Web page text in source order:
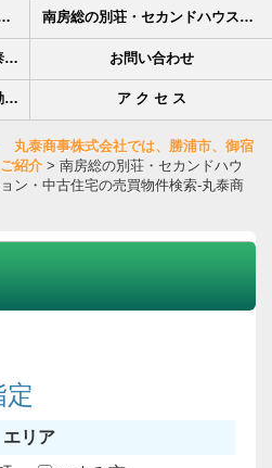
事株式会社では、勝浦市、御宿町、いすみ市の不動産を中心にご紹介 南房総の別荘・セカンドハウス・田舎暮らし・土地・マンション・中古住宅の売買物件検索-丸泰商事株式会社
勝浦市･御宿町の賃貸物件は丸泰商事へ 賃貸アパート・貸家・賃貸マンション・貸駐車場・貸店舗の物件情報 お問い合わせ
会社概要 南房総･勝浦市の不動産会社丸泰商事株式会社です ア ク セ ス
丸泰商事株式会社では、勝浦市、御宿
紹介 > 南房総の別荘・セカンドハウ
ン・中古住宅の売買物件検索-丸泰商